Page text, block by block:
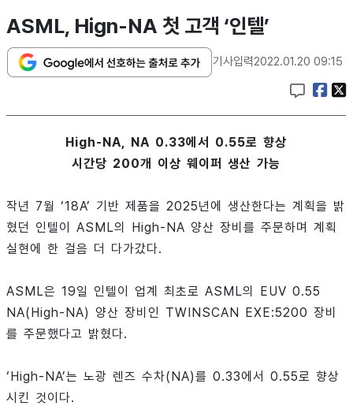
ASML, Hign-NA 첫 고객 ‘인텔’
기사입력2022.01.20 09:15
High-NA, NA 0.33에서 0.55로 향상
시간당 200개 이상 웨이퍼 생산 가능
작년 7월 ‘18A’ 기반 제품을 2025년에 생산한다는 계획을 밝
혔던 인텔이 ASML의 High-NA 양산 장비를 주문하며 계획
실현에 한 걸음 더 다가갔다.
ASML은 19일 인텔이 업계 최초로 ASML의 EUV 0.55
NA(High-NA) 양산 장비인 TWINSCAN EXE:5200 장비
를 주문했다고 밝혔다.
‘High-NA’는 노광 렌즈 수차(NA)를 0.33에서 0.55로 향상
시킨 것이다.